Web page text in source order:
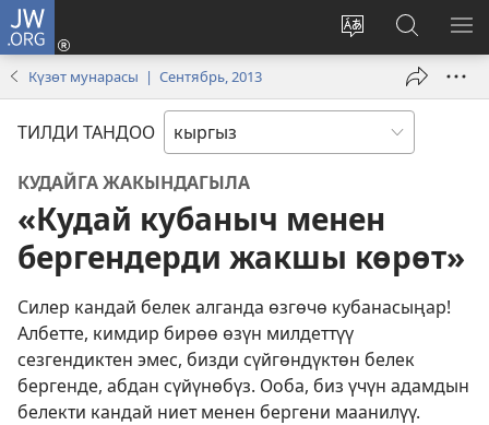
JW.ORG
Башка
тандоо
Кирүү
(жаңы
JW.ORG
сайтынан
издөө
Күзөт мунарасы | Сентябрь, 2013
ТИЛДИ ТАНДОО
КУДАЙГА ЖАКЫНДАГЫЛА
«Кудай кубаныч менен
бергендерди жакшы көрөт»
Силер кандай белек алганда өзгөчө кубанасыңар!
Албетте, кимдир бирөө өзүн милдеттүү
сезгендиктен эмес, бизди сүйгөндүктөн белек
бергенде, абдан сүйүнөбүз. Ооба, биз үчүн адамдын
белекти кандай ниет менен бергени маанилүү.